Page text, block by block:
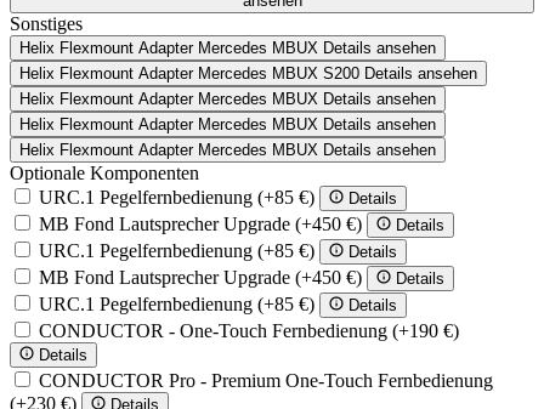
Sonstiges
Helix Flexmount Adapter Mercedes MBUX Details ansehen
Helix Flexmount Adapter Mercedes MBUX S200 Details ansehen
Helix Flexmount Adapter Mercedes MBUX Details ansehen
Helix Flexmount Adapter Mercedes MBUX Details ansehen
Helix Flexmount Adapter Mercedes MBUX Details ansehen
Optionale Komponenten
URC.1 Pegelfernbedienung (+85 €) Details
MB Fond Lautsprecher Upgrade (+450 €) Details
URC.1 Pegelfernbedienung (+85 €) Details
MB Fond Lautsprecher Upgrade (+450 €) Details
URC.1 Pegelfernbedienung (+85 €) Details
CONDUCTOR - One-Touch Fernbedienung (+190 €)
Details
CONDUCTOR Pro - Premium One-Touch Fernbedienung
(+230 €)
Details